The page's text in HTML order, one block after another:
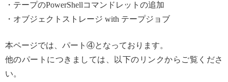
・テープのPowerShellコマンドレットの追加
・オブジェクトストレージ with テープジョブ
本ページでは、パート④となっております。
他のパートにつきましては、以下のリンクからご覧くださ
い。